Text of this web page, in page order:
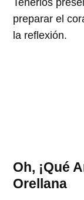
preparar el
la reflexión.
Oh, ¡Qué
Orellana